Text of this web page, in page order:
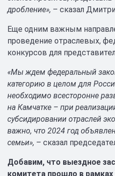
дробление», – сказал
Еще одним важным
проведение отраслевых,
конкурсов для
«Мы ждем федеральный
категорию в целом для
необходимо всесторонне
на Камчатке – при
субсидировании отраслей
важно, что 2024 год
семьи», – сказал
Добавим, что выездное
комитета прошло в рамках